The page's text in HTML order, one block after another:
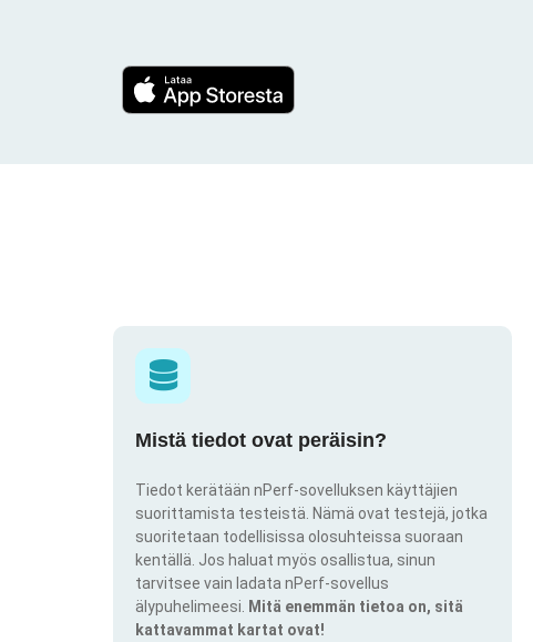
Mistä tiedot ovat peräisin?
Tiedot kerätään nPerf-sovelluksen käyttäjien
suorittamista testeistä. Nämä ovat testejä, jotka
suoritetaan todellisissa olosuhteissa suoraan
kentällä. Jos haluat myös osallistua, sinun
tarvitsee vain ladata nPerf-sovellus
älypuhelimeesi.
Mitä enemmän tietoa on, sitä
kattavammat kartat ovat!